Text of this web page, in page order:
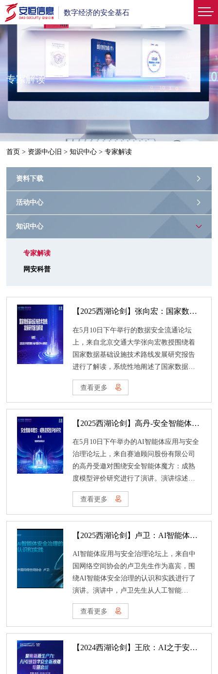
数字经济的安全基石
专家解读
首页 > 资源中心旧 >知识中心 >专家解读
资料下载
活动中心
知识中心
专家解读
网安科普
【2025西湖论剑】张向宏：国家数据基础设施技术路线发展研究报告解读
在5月10日下午举行的数据安全流通论坛
上，来自北京交通大学张向宏教授围绕着
国家数据基础设施技术路线发展研究报告
进行了解读，系统性地阐述了国家数据基
础设施（NDI）的背景、意义、技术路线与
发展趋势。演讲上，张教授首先指出了人
类社会正进入数据要素化发展新阶段，数
数据空间，数据基础设施成为保障数据高
效流通与安全可信的关键环境，并且对比
分析了美国与欧盟在数据基础设施领域的
探索实践，强调了建设国家数据基础设施
的重大意义，认为其是未来30年全球经济
体”总体布局的核心底座，可保障数据全生
命周期安全高效流通。
查看更多
【2025西湖论剑】高丹-安全智能体魔方：成熟度模型评价研究
在5月10日下午举办的AI智能体应用与安全
治理论坛上，来自赛迪顾问股份有限公司
的高丹受邀对围绕安全智能体魔方：成熟
度模型评价研究进行了演讲。演讲综述了
安全智能体的发展历程，将其概括为从“辅
助工具”到“算法赋能”再到“智能驱动”的三
段式跃迁，并分析了当前技术与产业现状
的“安全智能体成熟度魔方”评价框架，该
体系包含技术架构、通用能力、安全能
力、价值贡献、行业应用和服务运维6大维
度及25项三级指标，并将智能体成熟度划
分为“启航、发展、成熟”三个能级。
查看更多
【2025西湖论剑】卢卫：AI智能体安全治理的认识和实践
AI智能体应用与安全治理论坛上，来自中
国网络空间协会的卢卫先生作为嘉宾，围
绕AI智能体安全治理的认识和实践进行了
演讲。演讲中，卢卫先生从人工智能
（AI）、智能体（Agent）、离身智能与具
身智能等基本概念入手，明确定义并辨析
其关系，构建了清晰的技术认知框架。同
用2024至2025年初谷歌、微软、
查看更多
【2024西湖论剑】王欣：AI之于安全行业的应用探索